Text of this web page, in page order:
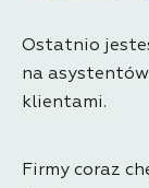
Ostatnio
na
klientami.
Firmy coraz